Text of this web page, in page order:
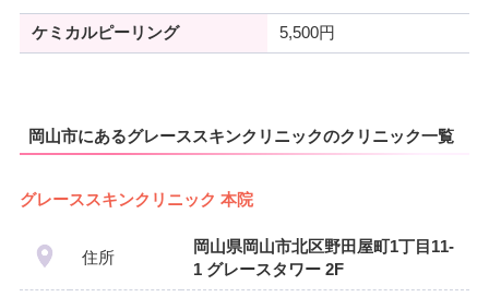
ケミカルピーリング 5,500円
岡山市にあるグレーススキンクリニックのクリニック一覧
グレーススキンクリニック 本院
住所
岡山県岡山市北区野田屋町1丁目11-
1 グレースタワー 2F